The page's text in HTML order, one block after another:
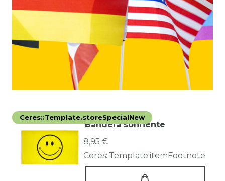
Ceres::Template.storeSpecialNew
Bandera sonriente
8,95 €
Ceres::Template.itemFootnote